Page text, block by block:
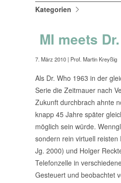
Kategorien
MI meets
7. März 2010 | Prof. Martin Kreyßig
Als Dr. Who 1963 in der
Serie die Zeitmauer nach
Zukunft durchbrach ahnte
knapp 45 Jahre später
möglich sein würde.
sondern rein virtuell reisten
Jg. 2000) und Holger
Telefonzelle in
Gesteuert und beobachtet